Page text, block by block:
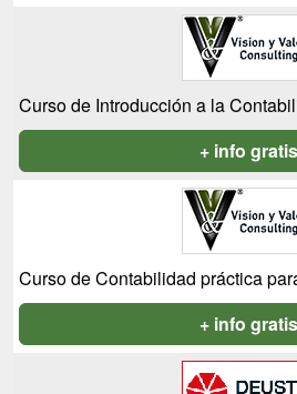
Curso de Introducción a la
+ info gratis
Curso de Contabilidad práctica
+ info gratis